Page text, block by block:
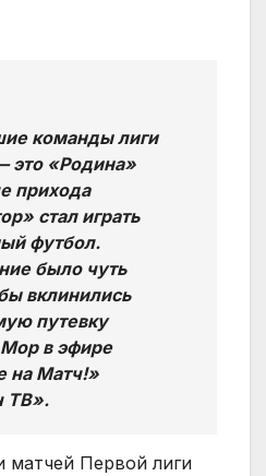
команды лиги
это «Родина»
прихода
стал играть
футбол.
было чуть
вклинились
путевку
в эфире
на Матч!»
ТВ».
матчей Первой лиги